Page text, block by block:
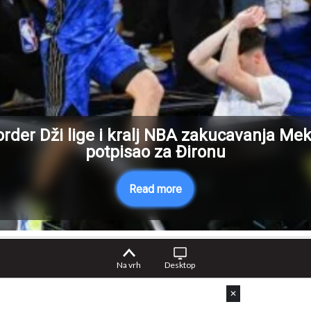
Dži lige i kralj NBA zakucavanja
potpisao za Đironu
Read more
Na vrh Desktop
✕